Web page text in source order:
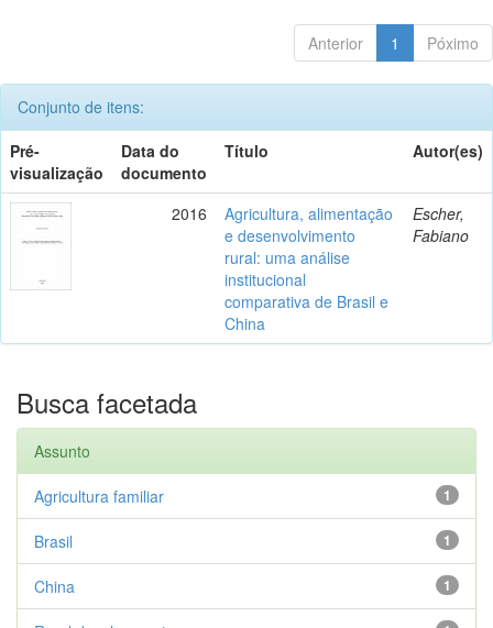
Anterior 1 Póximo
Conjunto de itens:
Pré-
visualização
Data do
documento
Título Autor(es)
2016
Agricultura, alimentação
e desenvolvimento
rural: uma análise
institucional
comparativa de Brasil e
China
Escher,
Fabiano
Busca facetada
Assunto
1
Agricultura familiar
1
Brasil
1
China